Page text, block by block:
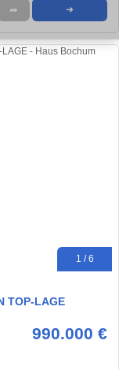
➦ ➜
1 / 6
TOP-LAGE
990.000 €